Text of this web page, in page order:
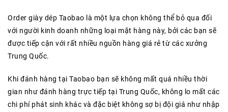
Order giày dép Taobao là một lựa chọn không thể bỏ qua đối
với người kinh doanh những loại mặt hàng này, bởi các bạn sẽ
được tiếp cận với rất nhiều nguồn hàng giá rẻ từ các xưởng
Trung Quốc.
Khi đánh hàng tại Taobao bạn sẽ không mất quá nhiều thời
gian như đánh hàng trực tiếp tại Trung Quốc, không lo mất các
chi phí phát sinh khác và đặc biệt không sợ bị đội giá như nhập